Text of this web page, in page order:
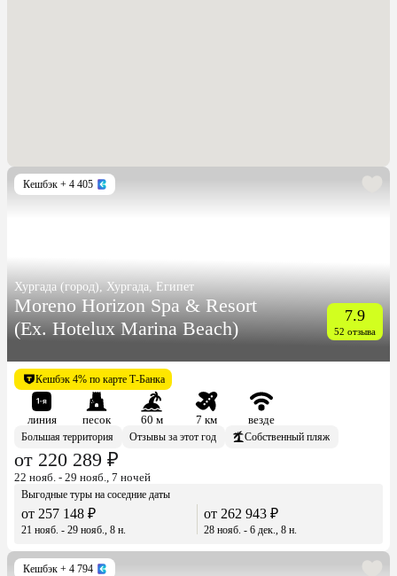
Кешбэк + 4 405
Хургада (город), Хургада, Египет
Moreno Horizon Spa & Resort
(Ex. Hotelux Marina Beach)
7.9
52 отзыва
Кешбэк 4% по карте Т-Банка
линия песок 60 м 7 км
везде
Большая территория
Отзывы за этот год Собственный пляж
от 220 289 ₽
22 нояб. - 29 нояб., 7 ночей
Выгодные туры на соседние даты
от 257 148 ₽
21 нояб. - 29 нояб., 8 н.
от 262 943 ₽
28 нояб. - 6 дек., 8 н.
Кешбэк + 4 794